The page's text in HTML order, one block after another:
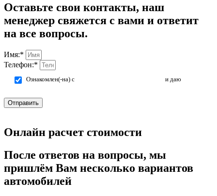
Оставьте свои контакты, наш
менеджер свяжется с вами и ответит
на все вопросы.
Имя:*
Телефон:*
Ознакомлен(-на) с
и даю
Отправить
Онлайн расчет стоимости
После ответов на вопросы, мы
пришлём Вам несколько вариантов
автомобилей